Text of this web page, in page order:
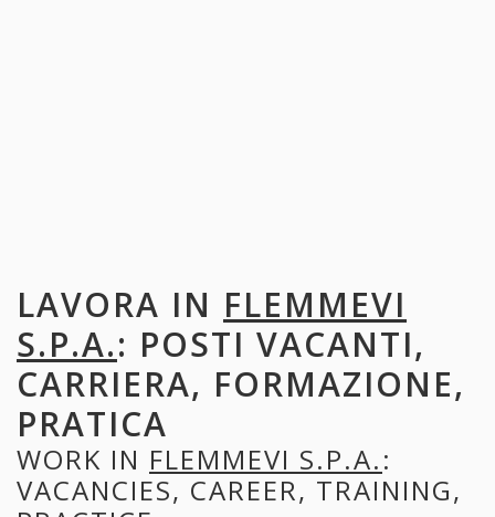
LAVORA IN FLEMMEVI
S.P.A.: POSTI VACANTI,
CARRIERA, FORMAZIONE,
PRATICA
WORK IN FLEMMEVI S.P.A.:
VACANCIES, CAREER, TRAINING,